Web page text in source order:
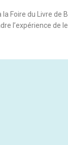
la Foire du Livre
l’expérience de